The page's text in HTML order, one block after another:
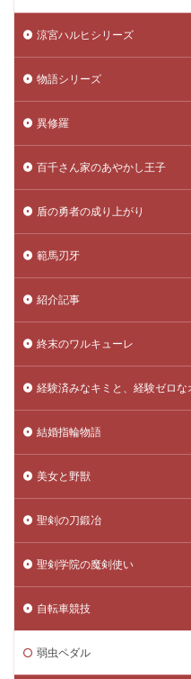
涼宮ハルヒシリーズ
物語シリーズ
異修羅
百千さん家のあやかし王子
盾の勇者の成り上がり
範馬刃牙
紹介記事
終末のワルキューレ
経験済みなキミと、経験ゼロな
結婚指輪物語
美女と野獣
聖剣の刀鍛冶
聖剣学院の魔剣使い
自転車競技
弱虫ペダル